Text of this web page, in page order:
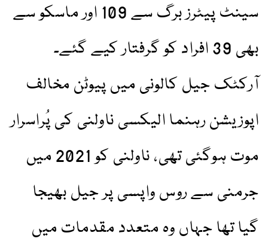
سینٹ پیٹرز برگ سے 109 اور ماسکو سے
بھی 39 افراد کو گرفتار کیے گئے۔
آرکٹک جیل کالونی میں پیوٹن مخالف
اپوزیشن رہنما الیکسی ناولنی کی پُراسرار
موت ہوگئی تھی، ناولنی کو 2021 میں
جرمنی سے روس واپسی پر جیل بھیجا
گیا تھا جہاں وہ متعدد مقدمات میں